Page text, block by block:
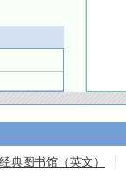
典图书馆（英文）